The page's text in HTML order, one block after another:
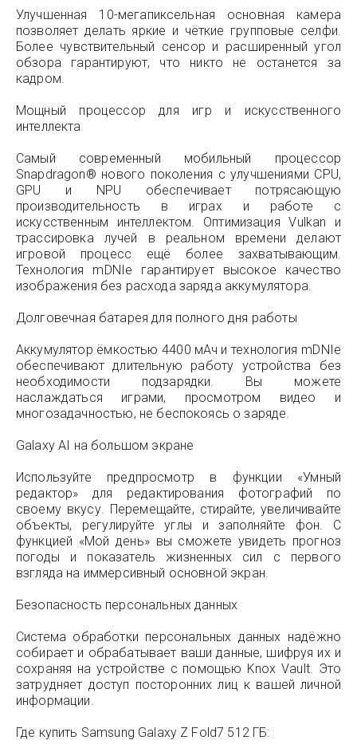
Улучшенная 10-мегапиксельная основная камера
позволяет делать яркие и чёткие групповые селфи.
Более чувствительный сенсор и расширенный угол
обзора гарантируют, что никто не останется за
кадром.
Мощный процессор для игр и искусственного
интеллекта
Самый современный мобильный процессор
Snapdragon® нового поколения с улучшениями CPU,
GPU и NPU обеспечивает потрясающую
производительность в играх и работе с
искусственным интеллектом. Оптимизация Vulkan и
трассировка лучей в реальном времени делают
игровой процесс ещё более захватывающим.
Технология mDNIe гарантирует высокое качество
изображения без расхода заряда аккумулятора.
Долговечная батарея для полного дня работы
Аккумулятор ёмкостью 4400 мАч и технология mDNIe
обеспечивают длительную работу устройства без
необходимости подзарядки. Вы можете
наслаждаться играми, просмотром видео и
многозадачностью, не беспокоясь о заряде.
Galaxy AI на большом экране
Используйте предпросмотр в функции «Умный
редактор» для редактирования фотографий по
своему вкусу. Перемещайте, стирайте, увеличивайте
объекты, регулируйте углы и заполняйте фон. С
функцией «Мой день» вы сможете увидеть прогноз
погоды и показатель жизненных сил с первого
взгляда на иммерсивный основной экран.
Безопасность персональных данных
Система обработки персональных данных надёжно
собирает и обрабатывает ваши данные, шифруя их и
сохраняя на устройстве с помощью Knox Vault. Это
затрудняет доступ посторонних лиц к вашей личной
информации.
Где купить Samsung Galaxy Z Fold7 512 ГБ: